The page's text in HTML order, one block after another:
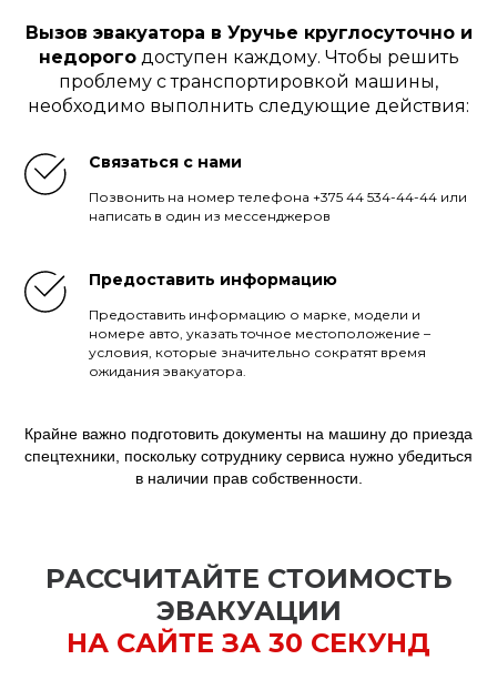
Вызов эвакуатора в Уручье круглосуточно и
недорогодоступен каждому. Чтобы решить
проблему с транспортировкой машины,
необходимо выполнить следующие действия:
Связаться с нами
Позвонить на номер телефона +375 44 534-44-44 или
написать в один из мессенджеров
Предоставить информацию
Предоставить информацию о марке, модели и
номере авто, указать точное местоположение –
условия, которые значительно сократят время
ожидания эвакуатора.
Крайне важно подготовить документы на машину до приезда
спецтехники, поскольку сотруднику сервиса нужно убедиться
в наличии прав собственности.
РАССЧИТАЙТЕ СТОИМОСТЬ
ЭВАКУАЦИИ
НА САЙТЕ ЗА 30 СЕКУНД